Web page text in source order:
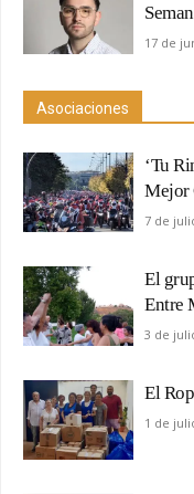
17 de
Asociaciones
‘Tu
Mejor
7 de
El
Entre
3 de
El
1 de